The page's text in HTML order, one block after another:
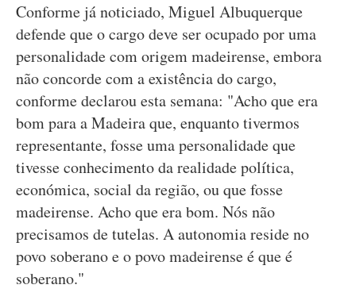
Conforme já noticiado, Miguel Albuquerque
defende que o cargo deve ser ocupado por uma
personalidade com origem madeirense, embora
não concorde com a existência do cargo,
conforme declarou esta semana: "Acho que era
bom para a Madeira que, enquanto tivermos
representante, fosse uma personalidade que
tivesse conhecimento da realidade política,
económica, social da região, ou que fosse
madeirense. Acho que era bom. Nós não
precisamos de tutelas. A autonomia reside no
povo soberano e o povo madeirense é que é
soberano."